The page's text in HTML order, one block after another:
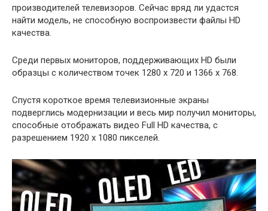
производителей телевизоров. Сейчас вряд ли удастся
найти модель, не способную воспроизвести файлы HD
качества.
Среди первых мониторов, поддерживающих HD были
образцы с количеством точек 1280 х 720 и 1366 х 768.
Спустя короткое время телевизионные экраны
подверглись модернизации и весь мир получил мониторы,
способные отображать видео Full HD качества, с
разрешением 1920 х 1080 пикселей.